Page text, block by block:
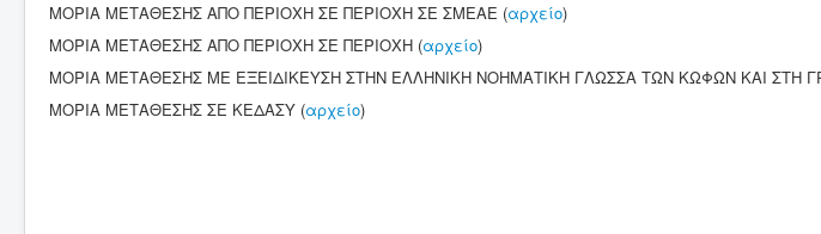
ΜΟΡΙΑ ΜΕΤΑΘΕΣΗΣ ΑΠΟ ΠΕΡΙΟΧΗ ΣΕ ΠΕΡΙΟΧΗ ΣΕ ΣΜΕΑΕ (αρχείο)
ΜΟΡΙΑ ΜΕΤΑΘΕΣΗΣ ΑΠΟ ΠΕΡΙΟΧΗ ΣΕ ΠΕΡΙΟΧΗ (αρχείο)
ΜΟΡΙΑ ΜΕΤΑΘΕΣΗΣ ΜΕ ΕΞΕΙΔΙΚΕΥΣΗ ΣΤΗΝ ΕΛΛΗΝΙΚΗ ΝΟΗΜΑΤΙΚΗ ΓΛΩΣΣΑ ΤΩΝ ΚΩΦΩΝ ΚΑΙ ΣΤΗ
ΜΟΡΙΑ ΜΕΤΑΘΕΣΗΣ ΣΕ ΚΕΔΑΣΥ (αρχείο)